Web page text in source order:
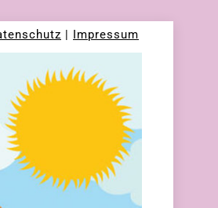
| Impressum